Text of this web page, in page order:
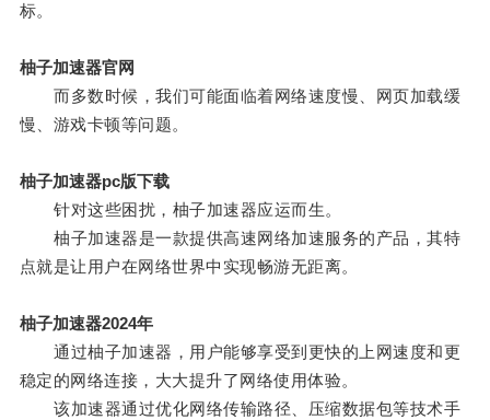
标。
柚子加速器官网
而多数时候，我们可能面临着网络速度慢、网页加载缓
慢、游戏卡顿等问题。
柚子加速器pc版下载
针对这些困扰，柚子加速器应运而生。
柚子加速器是一款提供高速网络加速服务的产品，其特
点就是让用户在网络世界中实现畅游无距离。
柚子加速器2024年
通过柚子加速器，用户能够享受到更快的上网速度和更
稳定的网络连接，大大提升了网络使用体验。
该加速器通过优化网络传输路径、压缩数据包等技术手